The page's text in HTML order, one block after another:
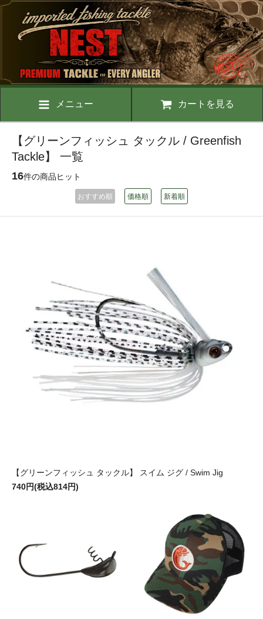
メニュー カートを見る
【グリーンフィッシュ タックル / Greenfish
Tackle】 一覧
16件の商品ヒット
おすすめ順 価格順 新着順
【グリーンフィッシュ タックル】 スイム ジグ / Swim Jig
740円(税込814円)